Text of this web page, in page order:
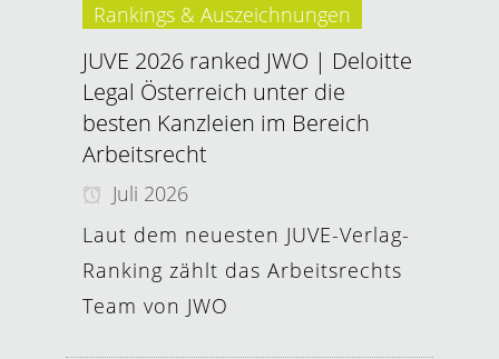
Rankings & Auszeichnungen
JUVE 2026 ranked JWO | Deloitte
Legal Österreich unter die
besten Kanzleien im Bereich
Arbeitsrecht
Juli 2026
Laut dem neuesten JUVE-Verlag-
Ranking zählt das Arbeitsrechts
Team von JWO